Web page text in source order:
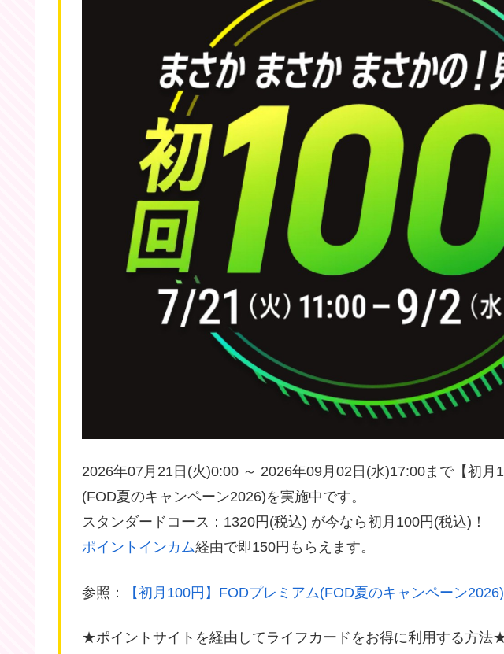
2026年07月21日(火)0:00 ～ 2026年09月02日(水)17:00まで【初月
(FOD夏のキャンペーン2026)を実施中です。
スタンダードコース：1320円(税込) が今なら初月100円(税込)！
ポイントインカム経由で即150円もらえます。
参照： 【初月100円】FODプレミアム(FOD夏のキャンペーン2026)
★ポイントサイトを経由してライフカードをお得に利用する方法